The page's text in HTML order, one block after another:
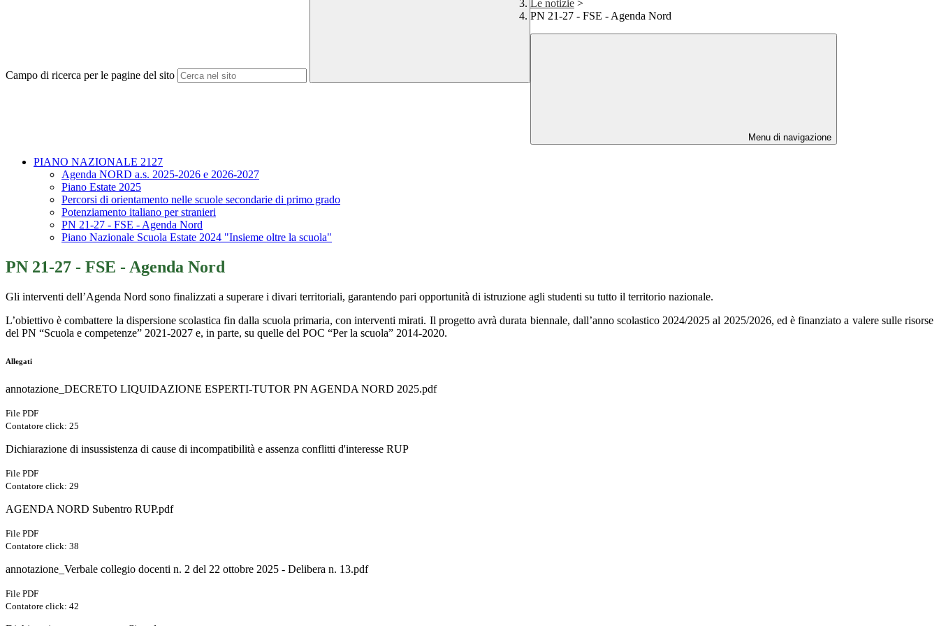
Campo di ricerca per le pagine del sito
Le notizie >
PN 21-27 - FSE - Agenda Nord
Menu di navigazione
PIANO NAZIONALE 2127
Agenda NORD a.s. 2025-2026 e 2026-2027
Piano Estate 2025
Percorsi di orientamento nelle scuole secondarie di primo grado
Potenziamento italiano per stranieri
PN 21-27 - FSE - Agenda Nord
Piano Nazionale Scuola Estate 2024 "Insieme oltre la scuola"
PN 21-27 - FSE - Agenda Nord
Gli interventi dell’Agenda Nord sono finalizzati a superare i divari territoriali, garantendo pari opportunità di istruzione agli studenti su tutto il territorio nazionale.
L’obiettivo è combattere la dispersione scolastica fin dalla scuola primaria, con interventi mirati. Il progetto avrà durata biennale, dall’anno scolastico 2024/2025 al 2025/2026, ed è finanziato a valere sulle risorse
del PN “Scuola e competenze” 2021-2027 e, in parte, su quelle del POC “Per la scuola” 2014-2020.
Allegati
annotazione_DECRETO LIQUIDAZIONE ESPERTI-TUTOR PN AGENDA NORD 2025.pdf
File PDF
Contatore click: 25
Dichiarazione di insussistenza di cause di incompatibilità e assenza conflitti d'interesse RUP
File PDF
Contatore click: 29
AGENDA NORD Subentro RUP.pdf
File PDF
Contatore click: 38
annotazione_Verbale collegio docenti n. 2 del 22 ottobre 2025 - Delibera n. 13.pdf
File PDF
Contatore click: 42